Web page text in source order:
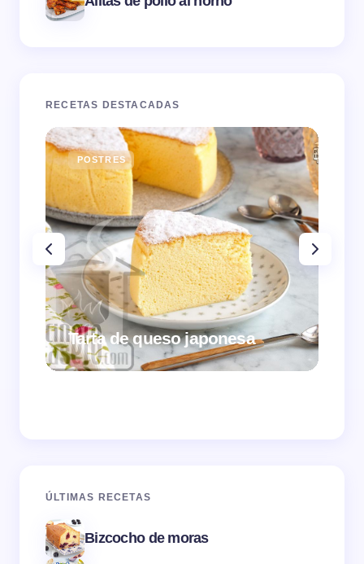
RECETAS DESTACADAS
POSTRES
Tarta de queso japonesa
ÚLTIMAS RECETAS
Bizcocho de moras